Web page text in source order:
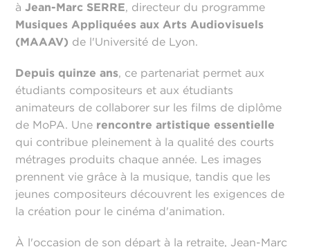
àJean-Marc SERRE, directeur du programme
Musiques Appliquées aux Arts Audiovisuels
(MAAAV) de l'Université de Lyon.
Depuis quinze ans, ce partenariat permet aux
étudiants compositeurs et aux étudiants
animateurs de collaborer sur les films de diplôme
de MoPA. Une rencontre artistique essentielle
qui contribue pleinement à la qualité des courts
métrages produits chaque année. Les images
prennent vie grâce à la musique, tandis que les
jeunes compositeurs découvrent les exigences de
la création pour le cinéma d'animation.
À l'occasion de son départ à la retraite, Jean-Marc